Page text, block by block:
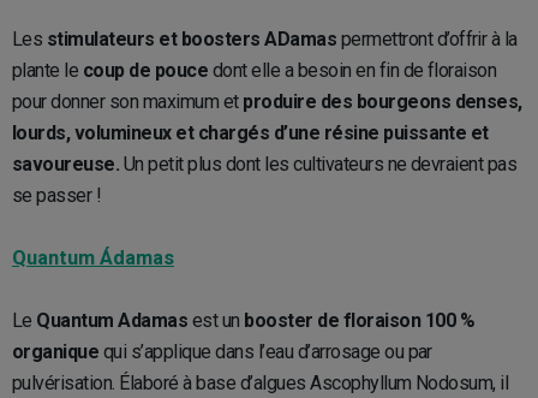
Les stimulateurs et boosters ADamas permettront d’offrir à la
plante le coup de pouce dont elle a besoin en fin de floraison
pour donner son maximum etproduire des bourgeons denses,
lourds, volumineux et chargés d’une résine puissante et
savoureuse. Un petit plus dont les cultivateurs ne devraient pas
se passer !
Quantum Ádamas
Le Quantum Adamas est un booster de floraison 100 %
organique qui s’applique dans l’eau d’arrosage ou par
pulvérisation. Élaboré à base d’algues Ascophyllum Nodosum, il